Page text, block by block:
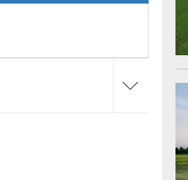
alle
sotto